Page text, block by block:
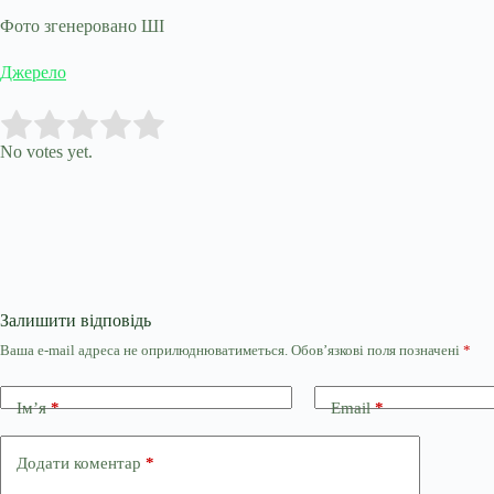
Фото згенеровано ШІ
Джерело
Rate this item:
No votes yet.
Залишити відповідь
Ваша e-mail адреса не оприлюднюватиметься. Обов’язкові поля позначені *
Ім’я* Email*
Додати коментар *